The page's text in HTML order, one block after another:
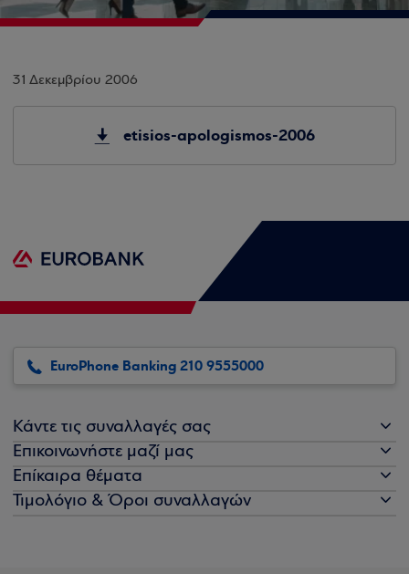
31 Δεκεμβρίου 2006
etisios-apologismos-2006
EuroPhone Banking 210 9555000
Κάντε τις συναλλαγές σας
Επικοινωνήστε μαζί μας
Επίκαιρα θέματα
Τιμολόγιο & Όροι συναλλαγών